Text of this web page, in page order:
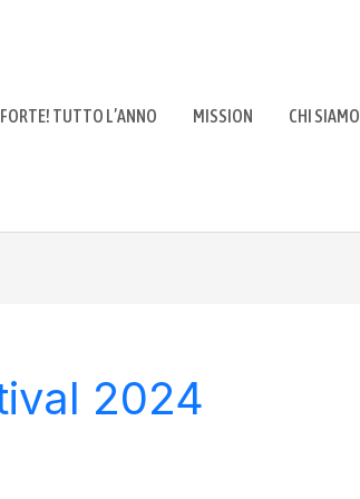
TUTTO L’ANNO MISSION CHI SIAMO
2024